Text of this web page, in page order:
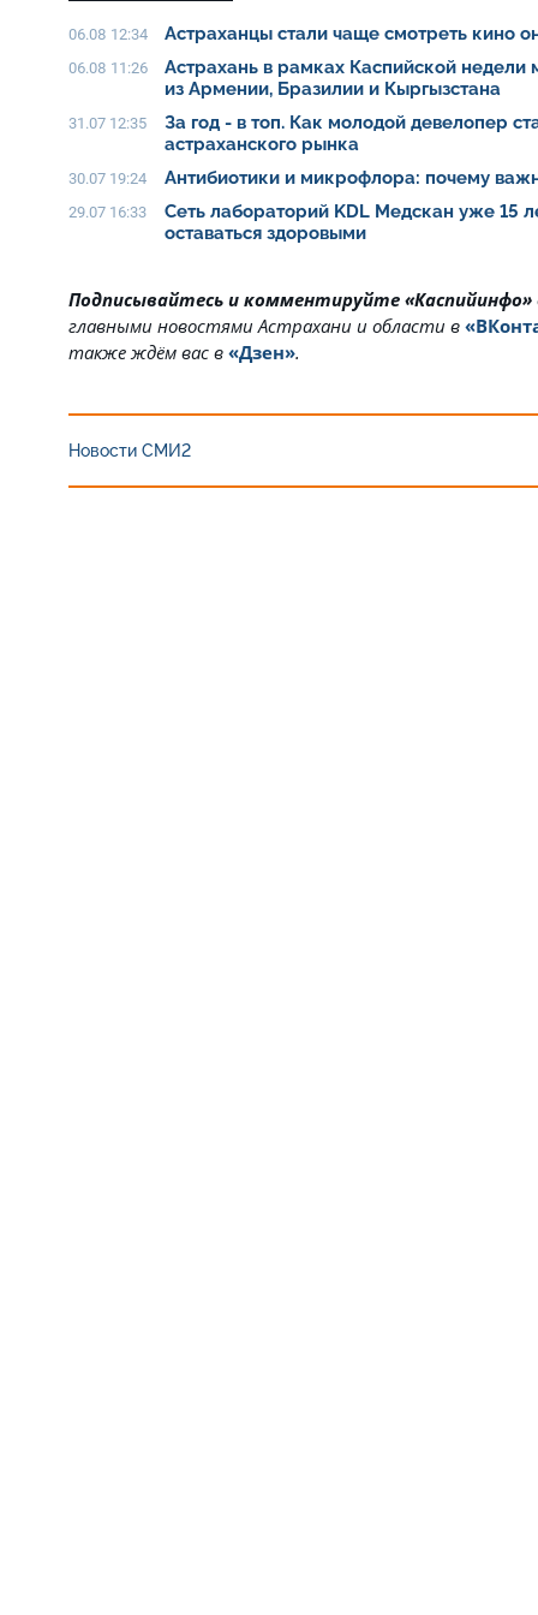
06.08 12:34 Астраханцы стали чаще смотреть кино
06.08 11:26
Астрахань в рамках Каспийской
из Армении, Бразилии и Кыргызстана
31.07 12:35
За год - в топ. Как молодой девелопер
астраханского рынка
30.07 19:24 Антибиотики и микрофлора: почему
29.07 16:33
Сеть лабораторий KDL Медскан уже 15
оставаться здоровыми
Подписывайтесь и комментируйте
главными новостями Астрахани и области в
также ждём вас в «Дзен».
Новости СМИ2